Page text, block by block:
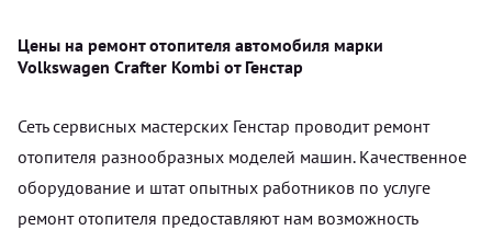
Цены на ремонт отопителя автомобиля марки
Volkswagen Crafter Kombi от Генстар
Сеть сервисных мастерских Генстар проводит ремонт
отопителя разнообразных моделей машин. Качественное
оборудование и штат опытных работников по услуге
ремонт отопителя предоставляют нам возможность